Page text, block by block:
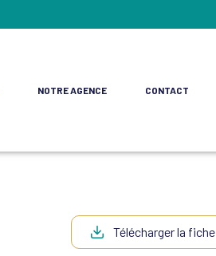
NOTRE AGENCE CONTACT
Télécharger la fiche